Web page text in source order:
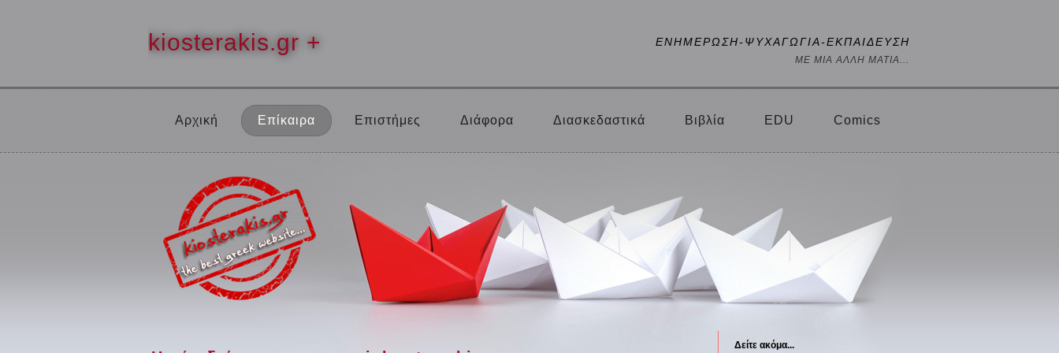
kiosterakis.gr + ΕΝΗΜΕΡΩΣΗ-ΨΥΧΑΓΩΓΙΑ-ΕΚΠΑΙΔΕΥΣΗ
ΜΕ ΜΙΑ ΑΛΛΗ ΜΑΤΙΑ...
Αρχική Επίκαιρα Επιστήμες Διάφορα Διασκεδαστικά Βιβλία EDU Comics
Δείτε ακόμα...